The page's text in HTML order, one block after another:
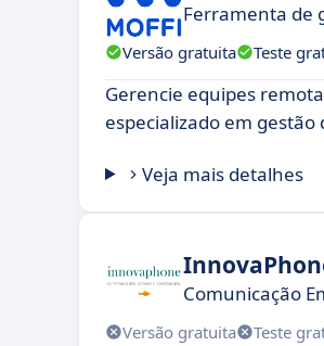
Ferramenta de
Versão gratuita Teste
Gerencie equipes
especializado em
Veja mais detalhes
Comunicação
Versão gratuita Teste